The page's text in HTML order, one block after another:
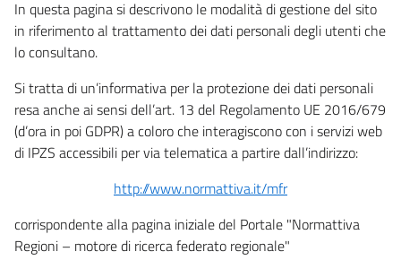
In questa pagina si descrivono le modalità di gestione del sito
in riferimento al trattamento dei dati personali degli utenti che
lo consultano.
Si tratta di un’informativa per la protezione dei dati personali
resa anche ai sensi dell’art. 13 del Regolamento UE 2016/679
(d’ora in poi GDPR) a coloro che interagiscono con i servizi web
di IPZS accessibili per via telematica a partire dall’indirizzo:
http://www.normattiva.it/mfr
corrispondente alla pagina iniziale del Portale "Normattiva
Regioni – motore di ricerca federato regionale"